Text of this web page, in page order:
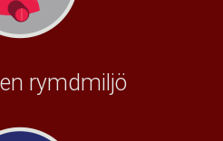
rymdmiljö